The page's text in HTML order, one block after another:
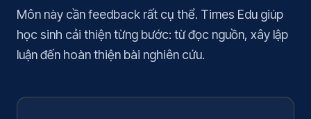
Môn này cần feedback rất cụ thể. Times Edu giúp
học sinh cải thiện từng bước: từ đọc nguồn, xây lập
luận đến hoàn thiện bài nghiên cứu.